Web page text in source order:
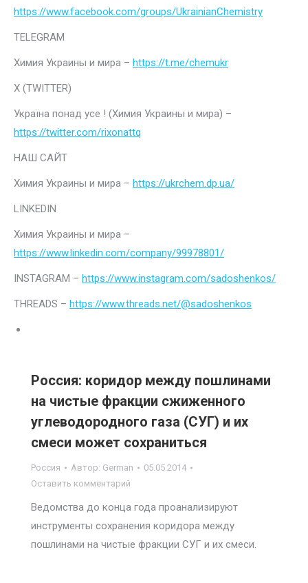
https://www.facebook.com/groups/UkrainianChemistry
TELEGRAM
Химия Украины и мира – https://t.me/chemukr
Х (TWITTER)
Україна понад усе ! (Химия Украины и мира) –
https://twitter.com/rixonattq
НАШ САЙТ
Химия Украины и мира – https://ukrchem.dp.ua/
LINKEDIN
Химия Украины и мира –
https://www.linkedin.com/company/99978801/
INSTAGRAM – https://www.instagram.com/sadoshenkos/
THREADS – https://www.threads.net/@sadoshenkos
Россия: коридор между пошлинами
на чистые фракции сжиженного
углеводородного газа (СУГ) и их
смеси может сохраниться
Россия Автор: German
05.05.2014
Оставить комментарий
Ведомства до конца года проанализируют
инструменты сохранения коридора между
пошлинами на чистые фракции СУГ и их смеси.